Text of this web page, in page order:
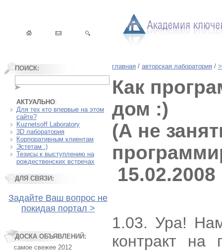
ПОИСК:
АКТУАЛЬНО:
Для тех кто впервые на этом
сайте?
Kuznetsoff Laboratory
3D лаборатория
Корпоративным клиентам
Эстетам :)
Тезисы к выступлению на
рождественских встречах
ДЛЯ СВЯЗИ:
Задайте Ваш вопрос не
покидая портал >
ДОСКА ОБЪЯВЛЕНИЙ:
самое свежее 2012
главная / авторская лаборатория /
Как
дом :)
(А не
15.02.2008
1.03. Ура!
контракт на